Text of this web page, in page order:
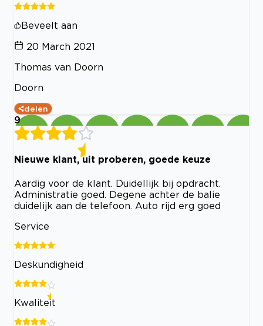
Beveelt aan
20 March 2021
Thomas van Doorn
Doorn
delen
9
Nieuwe klant, uit proberen, goede keuze
Aardig voor de klant. Duidellijk bij opdracht.
Administratie goed. Degene achter de balie
duidelijk aan de telefoon. Auto rijd erg goed
Service
Deskundigheid
Kwaliteit